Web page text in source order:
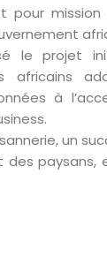
pour
le projet
africains
à
un
paysans,